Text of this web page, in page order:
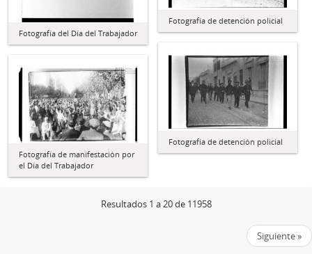
Fotografía del Día del Trabajador
Fotografía de detención policial
Fotografía de detención policial
Fotografía de manifestación por
el Día del Trabajador
Resultados 1 a 20 de 11958
Siguiente »